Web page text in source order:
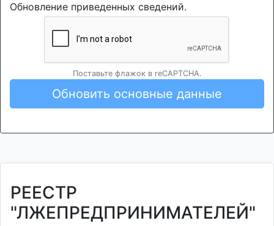
Обновление приведенных сведений.
Поставьте флажок в reCAPTCHA.
Обновить основные данные
РЕЕСТР
"ЛЖЕПРЕДПРИНИМАТЕЛЕЙ"